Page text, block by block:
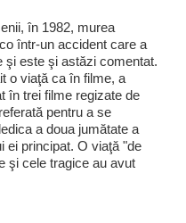
în 1982, murea
într-un accident care a
şi este şi astăzi comentat.
o viaţă ca în filme, a
în trei filme regizate de
pentru a se
a doua jumătate a
ei principat. O viaţă "de
şi cele tragice au avut